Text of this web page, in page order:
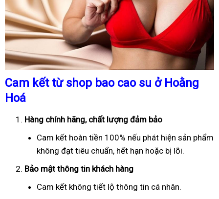
Cam kết từ shop bao cao su ở Hoằng
Hoá
Hàng chính hãng, chất lượng đảm bảo
Cam kết hoàn tiền 100% nếu phát hiện sản phẩm
không đạt tiêu chuẩn, hết hạn hoặc bị lỗi.
Bảo mật thông tin khách hàng
Cam kết không tiết lộ thông tin cá nhân.